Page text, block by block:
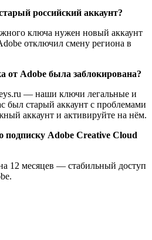
российский аккаунт?
ключа нужен новый аккаунт
отключил смену региона в
от Adobe была заблокирована?
— наши ключи легальные и
был старый аккаунт с проблемами
аккаунт и активируйте на нём.
подписку Adobe Creative Cloud
12 месяцев — стабильный доступ